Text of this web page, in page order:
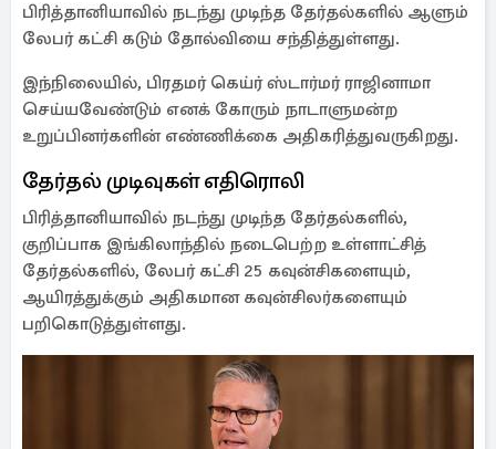
பிரித்தானியாவில் நடந்து முடிந்த தேர்தல்களில் ஆளும்
லேபர் கட்சி கடும் தோல்வியை சந்தித்துள்ளது.
இந்நிலையில், பிரதமர் கெய்ர் ஸ்டார்மர் ராஜினாமா
செய்யவேண்டும் எனக் கோரும் நாடாளுமன்ற
உறுப்பினர்களின் எண்ணிக்கை அதிகரித்துவருகிறது.
தேர்தல் முடிவுகள் எதிரொலி
பிரித்தானியாவில் நடந்து முடிந்த தேர்தல்களில்,
குறிப்பாக இங்கிலாந்தில் நடைபெற்ற உள்ளாட்சித்
தேர்தல்களில், லேபர் கட்சி 25 கவுன்சிகளையும்,
ஆயிரத்துக்கும் அதிகமான கவுன்சிலர்களையும்
பறிகொடுத்துள்ளது.